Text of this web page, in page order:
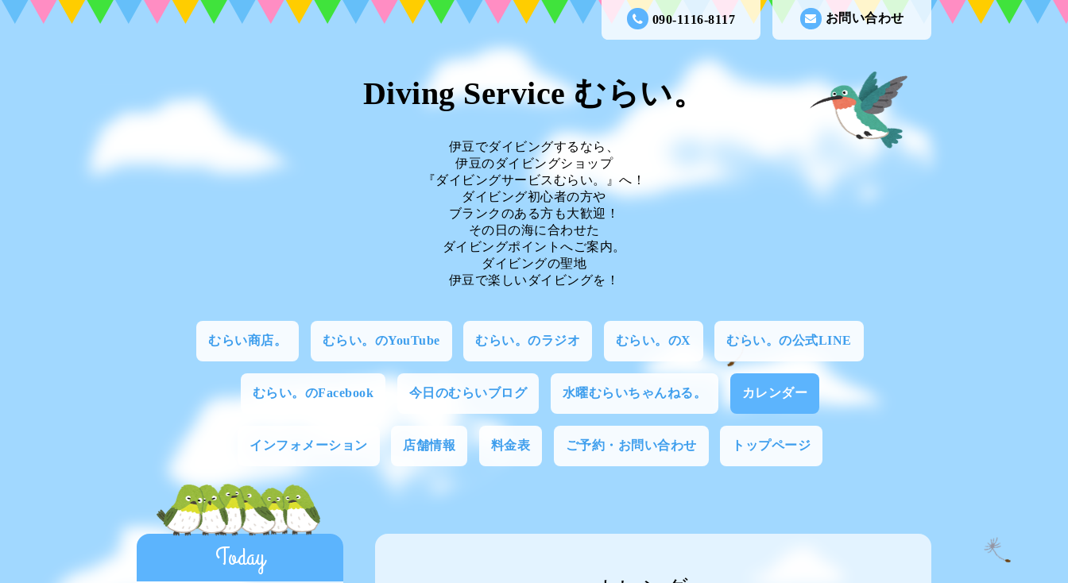
お問い合わせ
090-1116-8117
Diving Service むらい。
伊豆でダイビングするなら、
伊豆のダイビングショップ
『ダイビングサービスむらい。』へ！
ダイビング初心者の方や
ブランクのある方も大歓迎！
その日の海に合わせた
ダイビングポイントへご案内。
ダイビングの聖地
伊豆で楽しいダイビングを！
むらい商店。 むらい。のYouTube むらい。のラジオ むらい。のX むらい。の公式LINE
むらい。のFacebook 今日のむらいブログ 水曜むらいちゃんねる。 カレンダー
インフォメーション 店舗情報 料金表 ご予約・お問い合わせ トップページ
Today